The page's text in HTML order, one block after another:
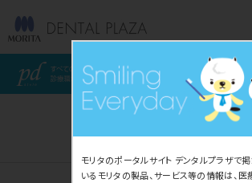
モリタのポータルサイト デンタルプラザで
いるモリタの製品、サービス等の情報は、医
pd style すべ
DENTAL OFFICE